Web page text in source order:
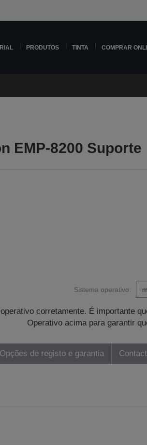
PRODUTOS TINTA COMPRAR
EMP-8200 Suporte
Sistema operativo:
corretamente. É importante
Operativo acima para garantir
Opções de registo e garantia